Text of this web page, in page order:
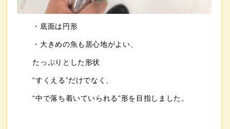
・底面は円形
・大きめの魚も居心地がよい、
たっぷりとした形状
“すくえる”だけでなく、
“中で落ち着いていられる”形を目指しました。